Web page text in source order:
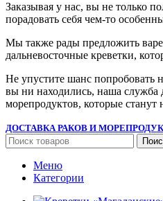
Заказывая у нас, вы не только
порадовать себя чем-то
Мы также рады предложить
дальневосточные креветки,
Не упустите шанс попробовать
вы ни находились, наша служба
морепродуктов, которые
ДОСТАВКА РАКОВ И
Меню
Категории